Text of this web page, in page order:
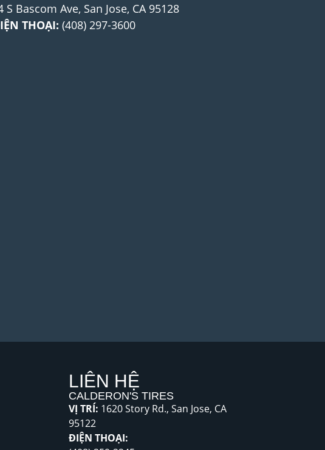
S Bascom Ave, San Jose, CA 95128
THOẠI: (408) 297-3600
LIÊN HỆ
CALDERON'S TIRES
VỊ TRÍ: 1620 Story Rd., San Jose, CA
95122
ĐIỆN THOẠI: